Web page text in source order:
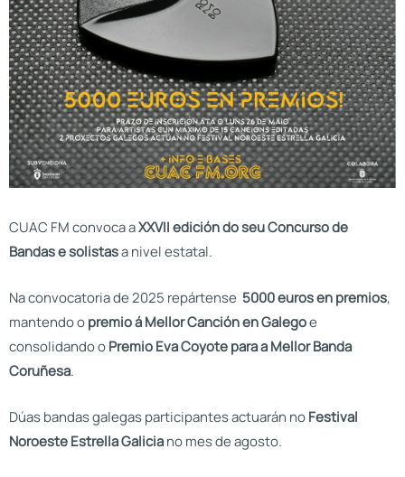
CUAC FM convoca aXXVII edición do seu Concurso de
Bandas e solistasa nivel estatal.
Na convocatoria de 2025 repártense 5000 euros en premios,
mantendo opremio á Mellor Canción en Galegoe
consolidando oPremio Eva Coyote para a Mellor Banda
Coruñesa.
Dúas bandas galegas participantes actuarán noFestival
Noroeste Estrella Galiciano mes de agosto.